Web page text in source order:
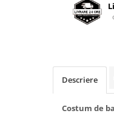
Descriere
Costum de